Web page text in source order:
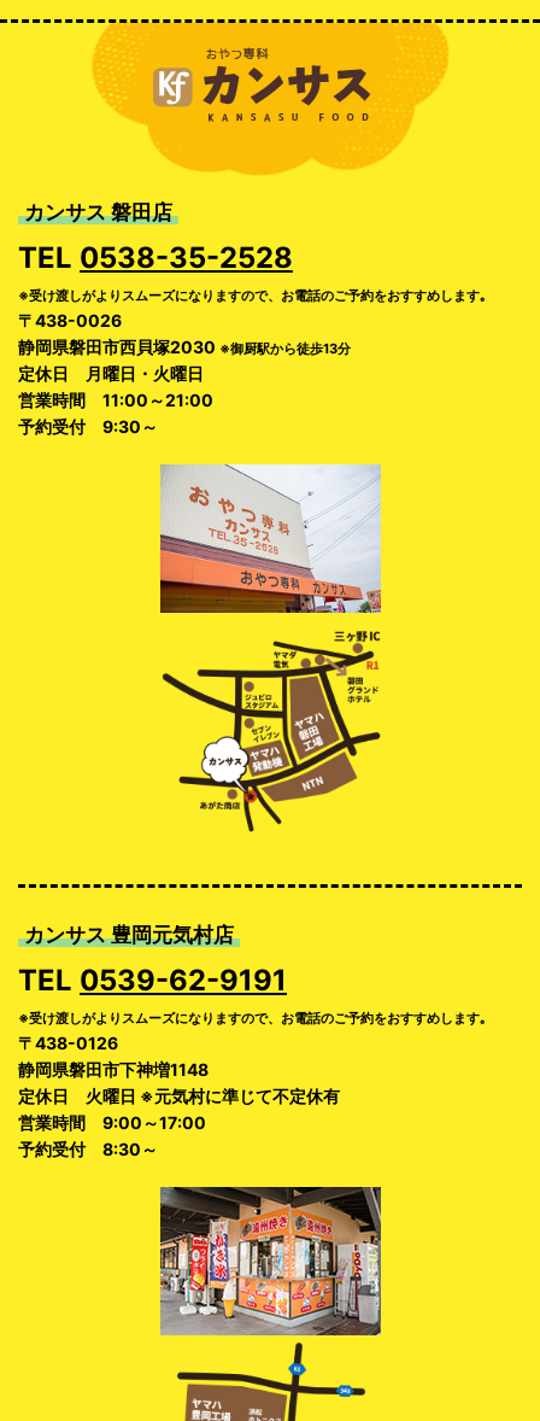
カンサス 磐田店
TEL 0538-35-2528
※受け渡しがよりスムーズになりますので、お電話のご予約をおすすめします｡
〒438-0026
静岡県磐田市西貝塚2030 ※御厨駅から徒歩13分
定休日 月曜日・火曜日
営業時間 11:00～21:00
予約受付 9:30～
カンサス 豊岡元気村店
TEL 0539-62-9191
※受け渡しがよりスムーズになりますので、お電話のご予約をおすすめします｡
〒438-0126
静岡県磐田市下神増1148
定休日 火曜日 ※元気村に準じて不定休有
営業時間 9:00～17:00
予約受付 8:30～